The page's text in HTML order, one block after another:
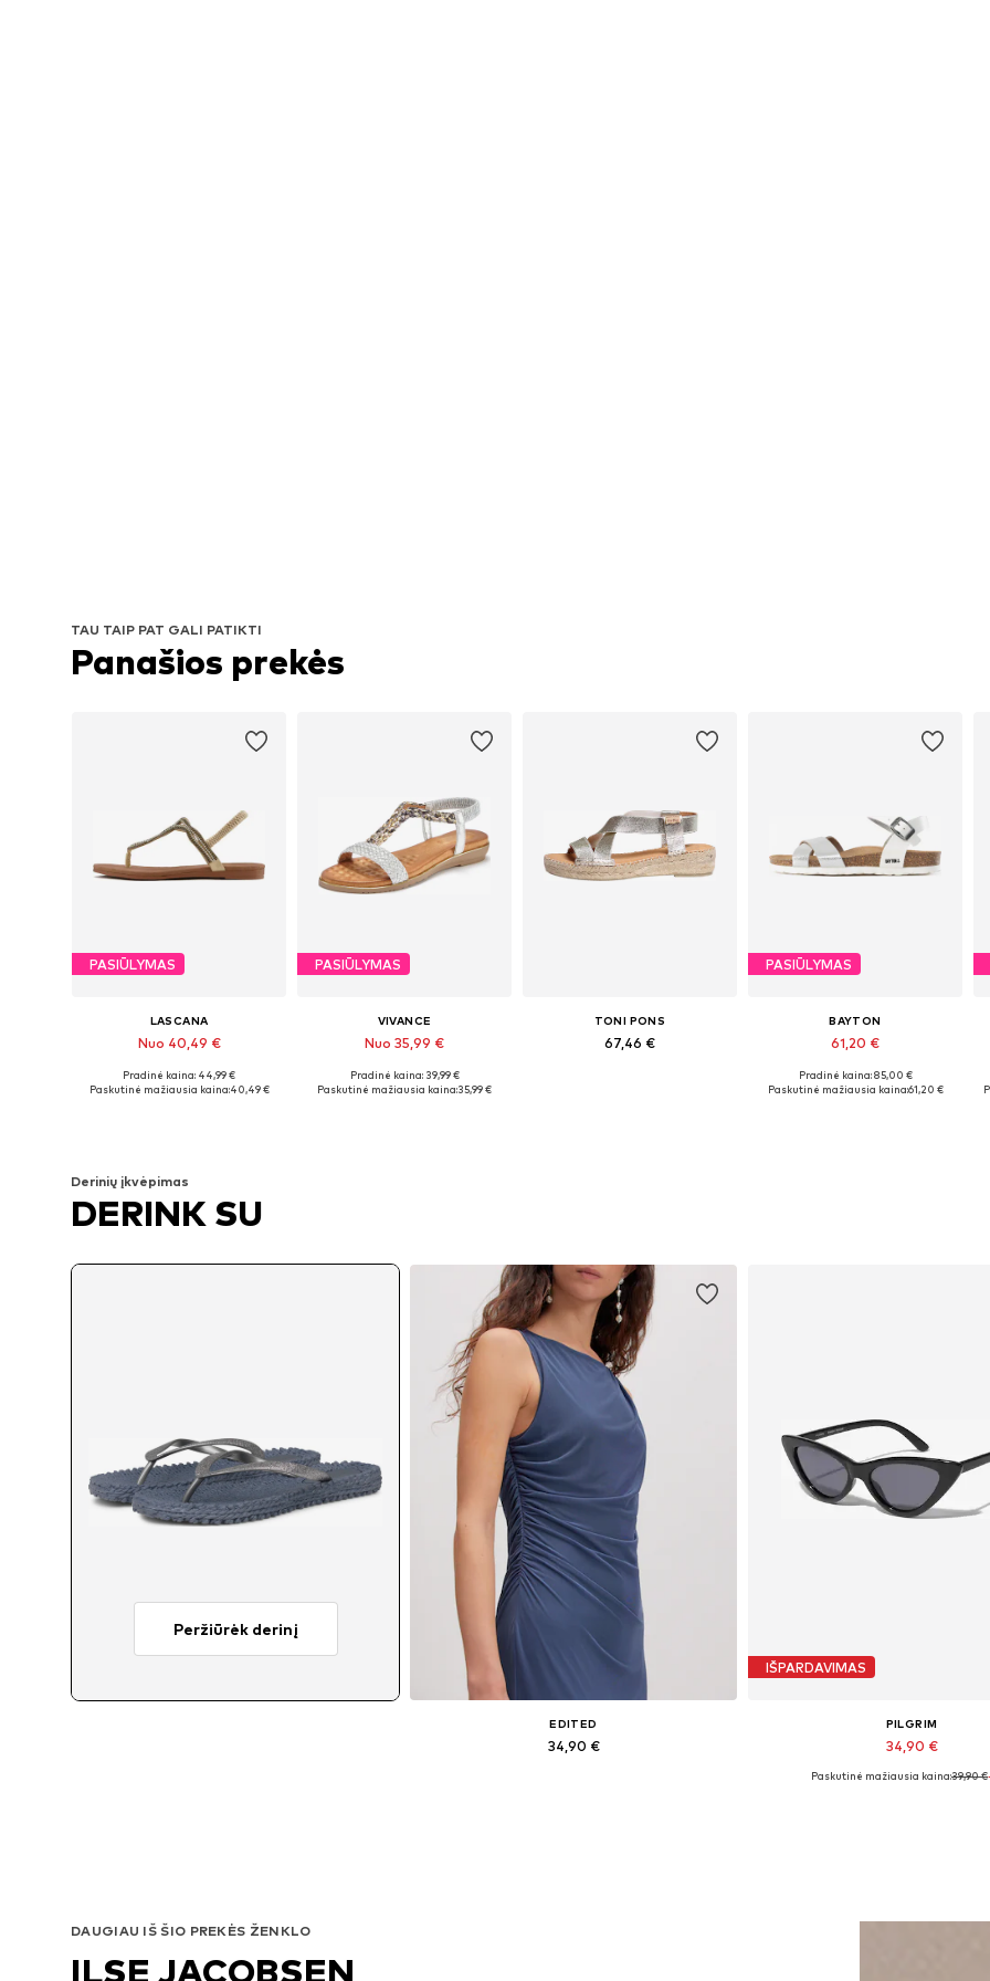
TAU TAIP PAT GALI PATIKTI
Panašios prekės
PASIŪLYMAS
LASCANA
Nuo 40,49 €
Yra daugybė dydžių
Pradinė kaina: 44,99 €
Paskutinė mažiausia kaina:40,49 €
PASIŪLYMAS
VIVANCE
Nuo 35,99 €
Pradinė kaina: 39,99 €
Paskutinė mažiausia kaina:35,99 €
TONI PONS
67,46 €
PASIŪLYMAS
BAYTON
61,20 €
Yra daugybė dydžių
Pradinė kaina: 85,00 €
Paskutinė mažiausia kaina:61,20 €
Derinių įkvėpimas
DERINK SU
Peržiūrėk derinį
EDITED
34,90 €
IŠPARDAVIMAS
PILGRIM
34,90 €
Paskutinė mažiausia kaina:39,90 €
DAUGIAU IŠ ŠIO PREKĖS ŽENKLO
ILSE JACOBSEN